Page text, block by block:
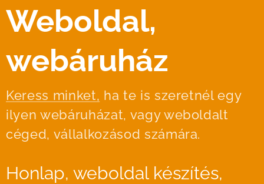
Weboldal,
webáruház
Keress minket, ha te is szeretnél egy
ilyen webáruházat, vagy weboldalt
céged, vállalkozásod számára.
Honlap, weboldal készítés,